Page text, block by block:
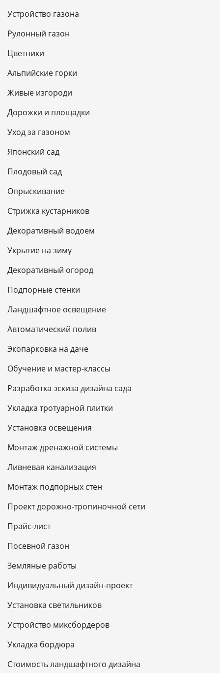
Устройство газона
Рулонный газон
Цветники
Альпийские горки
Живые изгороди
Дорожки и площадки
Уход за газоном
Японский сад
Плодовый сад
Опрыскивание
Стрижка кустарников
Декоративный водоем
Укрытие на зиму
Декоративный огород
Подпорные стенки
Ландшафтное освещение
Автоматический полив
Экопарковка на даче
Обучение и мастер-классы
Разработка эскиза дизайна сада
Укладка тротуарной плитки
Установка освещения
Монтаж дренажной системы
Ливневая канализация
Монтаж подпорных стен
Проект дорожно-тропиночной сети
Прайс-лист
Посевной газон
Земляные работы
Индивидуальный дизайн-проект
Установка светильников
Устройство миксбордеров
Укладка бордюра
Стоимость ландшафтного дизайна